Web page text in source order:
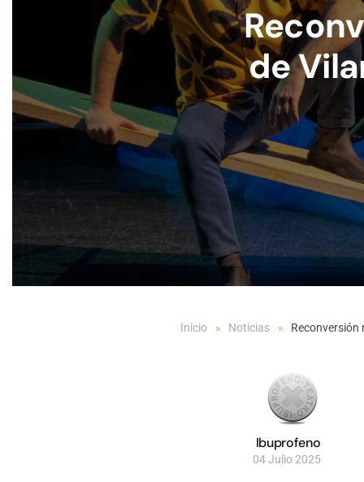
de
Inicio Noticias Reconversión
Ibuprofeno
04 Julio 2025